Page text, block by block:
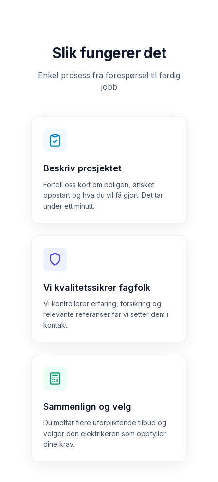
Slik fungerer det
Enkel prosess fra forespørsel til ferdig
jobb
Beskriv prosjektet
Fortell oss kort om boligen, ønsket
oppstart og hva du vil få gjort. Det tar
under ett minutt.
Vi kvalitetssikrer fagfolk
Vi kontrollerer erfaring, forsikring og
relevante referanser før vi setter dem i
kontakt.
Sammenlign og velg
Du mottar flere uforpliktende tilbud og
velger den elektrikeren som oppfyller
dine krav.